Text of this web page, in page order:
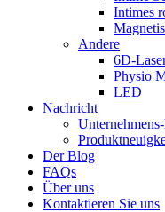
Intimes
Andere
6D-
Physio
LED
Nachricht
Der Blog
FAQs
Über uns
Kontaktieren Sie uns